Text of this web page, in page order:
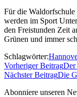
Für die Waldorfschule
werden im Sport
den Freistunden Zeit
Grünen und immer
Schlagwörter:
Vorheriger BeitragDer
Nächster BeitragDie
Abonniere unseren